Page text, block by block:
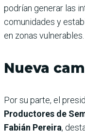
podrían generar las
comunidades y
en zonas vulnerables.
Nueva
Por su parte, el
Productores de
Fabián Pereira,